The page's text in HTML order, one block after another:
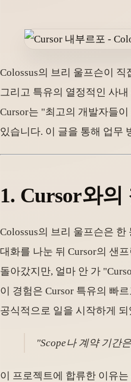
Colossus의 브리 울프슨이
그리고 특유의 열정적인 사
Cursor는 "최고의 개발자들
있습니다. 이 글을 통해 업무
1. Cursor와의
Colossus의 브리 울프슨은
대화를 나눈 뒤 Cursor의 샌
돌아갔지만, 얼마 안 가
이 경험은 Cursor 특유의 빠
공식적으로 일을 시작하게
"Scope나 계약 기간
이 프로젝트에 합류한 이유